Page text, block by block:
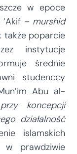
w epoce
– murshid
także poparcie
instytucje
średnie
studenccy
Abu al-
koncepcji
działalność
islamskich
prawdziwie